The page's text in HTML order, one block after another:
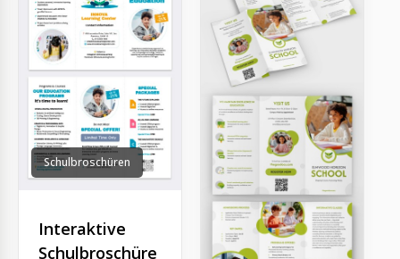
Schulbroschüren
Interaktive
Schulbroschüre